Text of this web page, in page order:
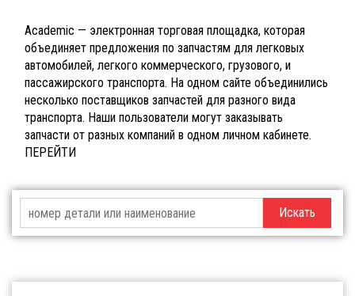
Academic — электронная торговая площадка, которая
объединяет предложения по запчастям для легковых
автомобилей, легкого коммерческого, грузового, и
пассажирского транспорта. На одном сайте объединились
несколько поставщиков запчастей для разного вида
транспорта. Наши пользователи могут заказывать
запчасти от разных компаний в одном личном кабинете.
ПЕРЕЙТИ
Искать